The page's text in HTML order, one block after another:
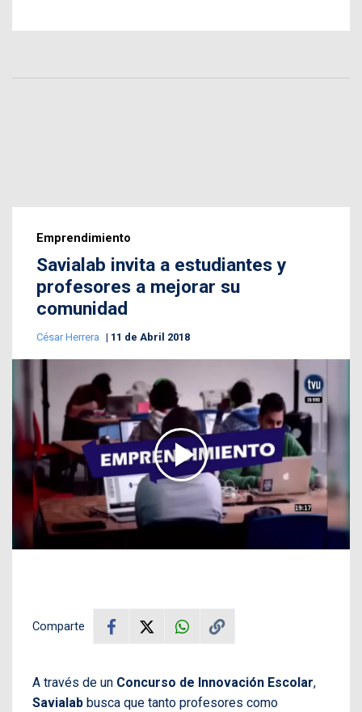
Emprendimiento
Savialab invita a estudiantes y
profesores a mejorar su
comunidad
César Herrera 11 de Abril 2018
Comparte
A través de un Concurso de Innovación Escolar,
Savialab busca que tanto profesores como